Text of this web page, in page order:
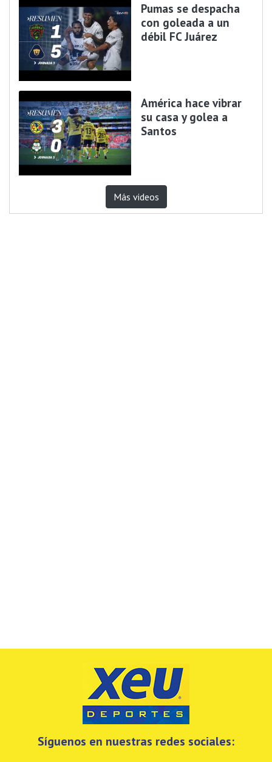
Pumas se despacha
con goleada a un
débil FC Juárez
América hace vibrar
su casa y golea a
Santos
Más videos
Síguenos en nuestras redes sociales: